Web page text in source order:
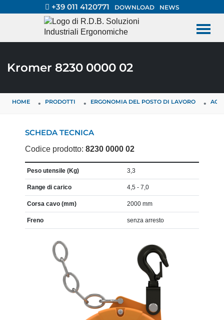
+39 011 4120771 DOWNLOAD NEWS
Kromer 8230 0000 02
HOME PRODOTTI ERGONOMIA DEL POSTO DI LAVORO
SCHEDA TECNICA
Codice prodotto: 8230 0000 02
CARATTERISTICA
Peso utensile (Kg) 3,3
Range di carico 4,5 - 7,0
Corsa cavo (mm) 2000 mm
Freno senza arresto